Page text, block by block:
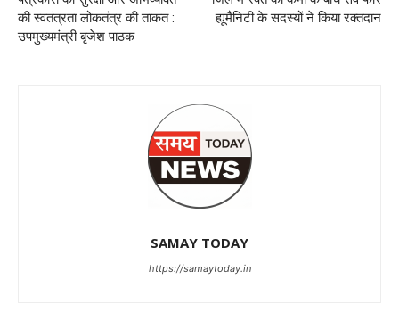
की स्वतंत्रता लोकतंत्र की ताकत :
उपमुख्यमंत्री बृजेश पाठक
ह्यूमैनिटी के सदस्यों ने किया रक्तदान
SAMAY TODAY
https://samaytoday.in